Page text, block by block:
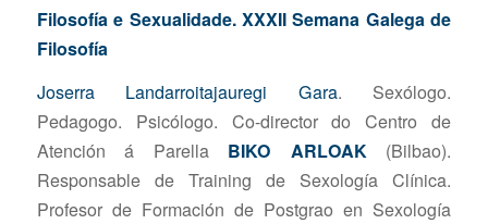
Filosofía e Sexualidade. XXXII Semana Galega de
Filosofía
Joserra Landarroitajauregi Gara. Sexólogo.
Pedagogo. Psicólogo. Co-director do Centro de
Atención á Parella BIKO ARLOAK(Bilbao).
Responsable de Training de Sexología Clínica.
Profesor de Formación de Postgrao en Sexología